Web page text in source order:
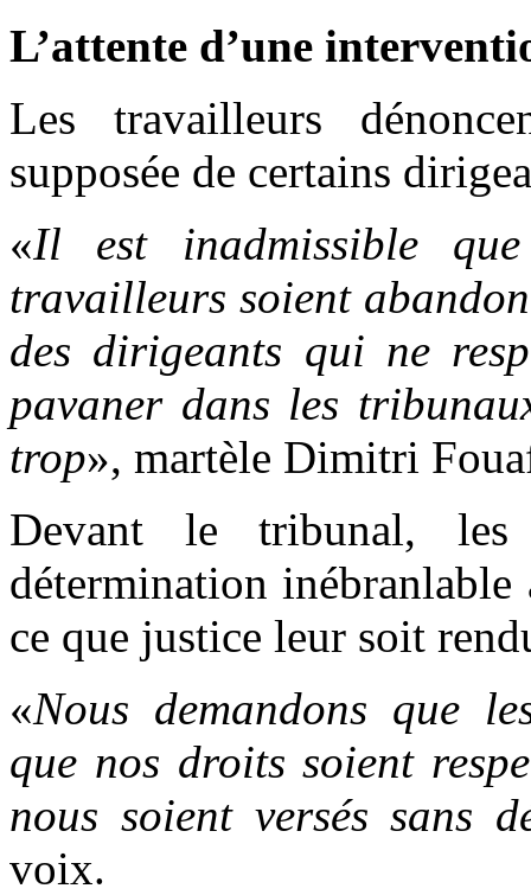
L’attente d’une
Les travailleurs
supposée de certains
«Il est inadmissible
travailleurs soient
des dirigeants qui ne
pavaner dans les
trop», martèle Dimitri
Devant le tribunal, les
détermination
ce que justice leur soit
«Nous demandons que
que nos droits soient
nous soient versés sans
voix.